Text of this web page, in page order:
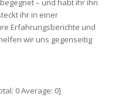
– und habt ihr ihn
ihr in einer
Erfahrungsberichte und
wir uns gegenseitig
0Average: 0]